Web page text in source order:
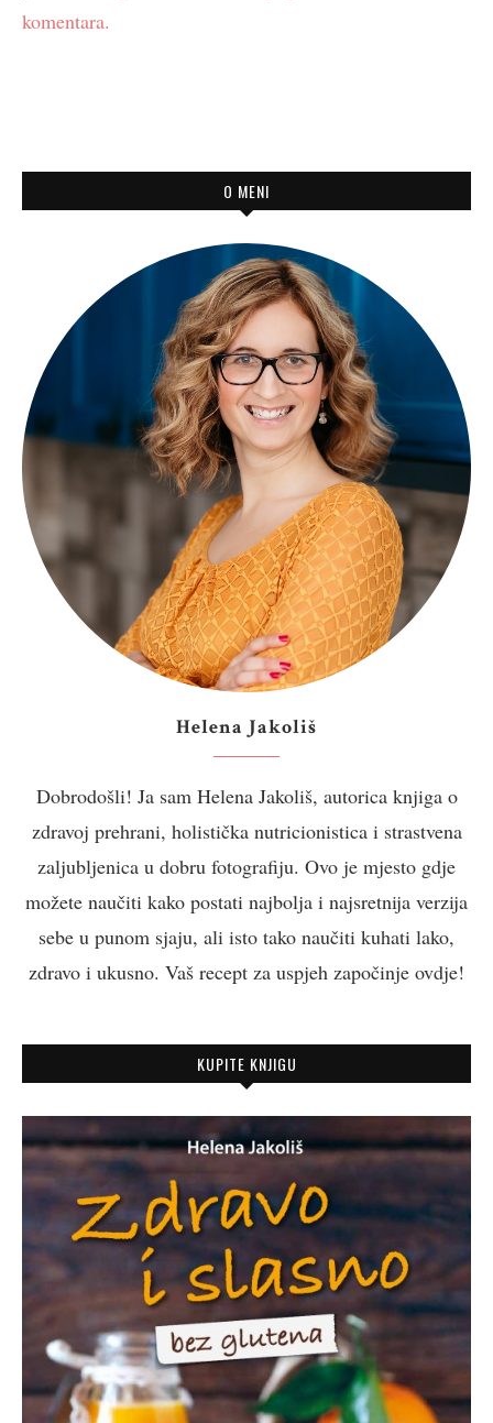
komentara.
O MENI
Helena Jakoliš
Dobrodošli! Ja sam Helena Jakoliš, autorica knjiga o
zdravoj prehrani, holistička nutricionistica i strastvena
zaljubljenica u dobru fotografiju. Ovo je mjesto gdje
možete naučiti kako postati najbolja i najsretnija verzija
sebe u punom sjaju, ali isto tako naučiti kuhati lako,
zdravo i ukusno. Vaš recept za uspjeh započinje ovdje!
KUPITE KNJIGU